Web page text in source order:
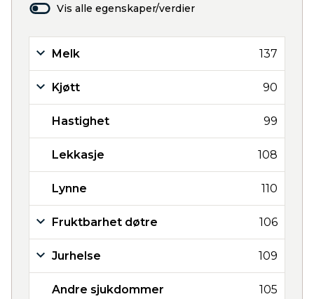
Vis alle egenskaper/verdier
Melk 137
Kjøtt 90
Hastighet 99
Lekkasje 108
Lynne 110
Fruktbarhet døtre 106
Jurhelse 109
Andre sjukdommer 105